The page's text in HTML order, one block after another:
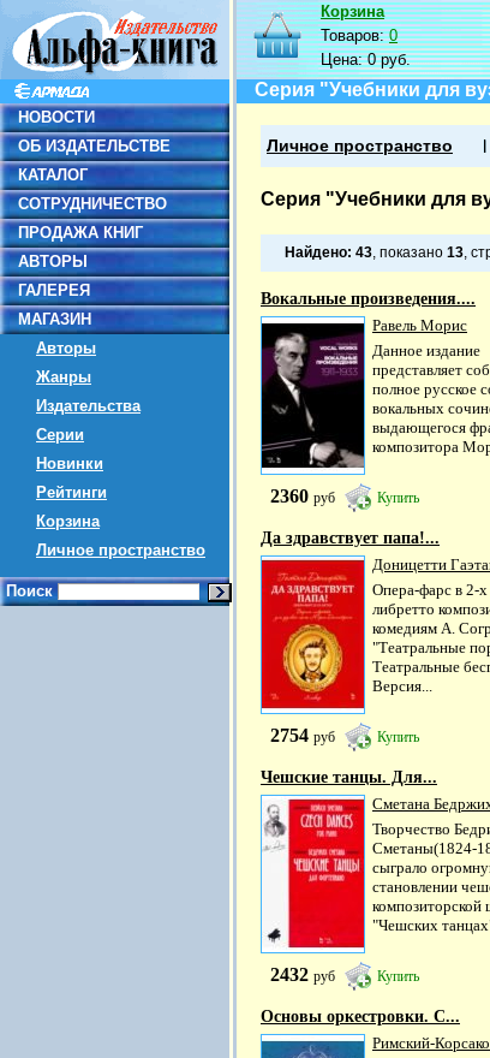
НОВОСТИ
ОБ ИЗДАТЕЛЬСТВЕ
КАТАЛОГ
СОТРУДНИЧЕСТВО
ПРОДАЖА КНИГ
АВТОРЫ
ГАЛЕРЕЯ
МАГАЗИН
Авторы
Жанры
Издательства
Серии
Новинки
Рейтинги
Корзина
Личное пространство
Поиск
Корзина
Товаров:0
Цена:0 руб.
Серия "Учебники для
Личное пространство
Серия "Учебники для
Найдено: 43, показано 13,
Вокальные произведения....
Равель Морис
Данное издание
представляет
полное русское
вокальных
выдающегося
композитора
2360 руб Купить
Да здравствует папа!...
Доницетти
Опера-фарс в 2-х
либретто
комедиям А.
"Театральные
Театральные
Версия...
2754 руб Купить
Чешские танцы. Для...
Сметана
Творчество
Сметаны(1824-
сыграло
становлении
композиторской
"Чешских
2432 руб Купить
Основы оркестровки. С...
Римский-